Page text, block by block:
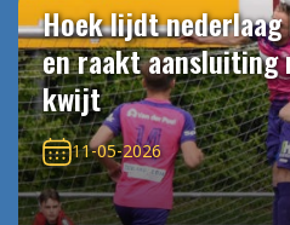
Hoek lijdt
en raakt aansluiting
kwijt
11-05-2026